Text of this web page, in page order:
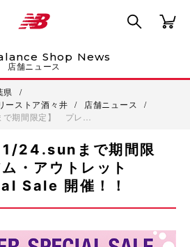
Shop News
店舗ニュース
県
/
ーストア酒々井
/ 店舗ニュース
/
で期間限定】 プレ…
24.sunまで期間限
・アウトレット
Sale 開催！！